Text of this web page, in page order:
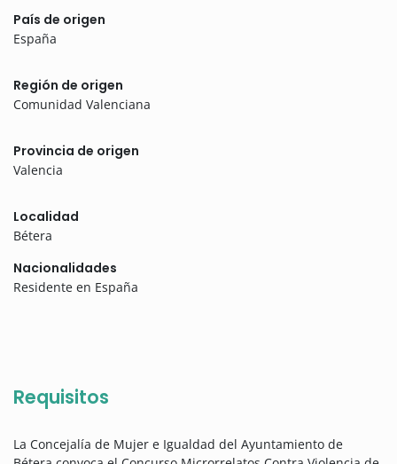
País de origen
España
Región de origen
Comunidad Valenciana
Provincia de origen
Valencia
Localidad
Bétera
Nacionalidades
Residente en España
Requisitos
La Concejalía de Mujer e Igualdad del Ayuntamiento de